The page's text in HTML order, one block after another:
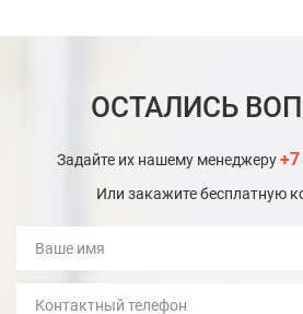
ОСТАЛИСЬ
Задайте их нашему менеджеру
Или закажите бесплатную